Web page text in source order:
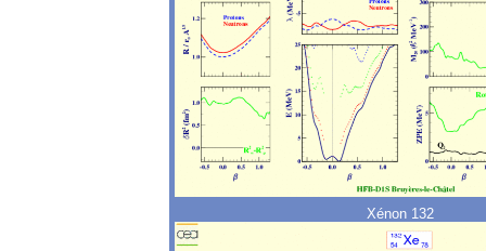
Xénon 132